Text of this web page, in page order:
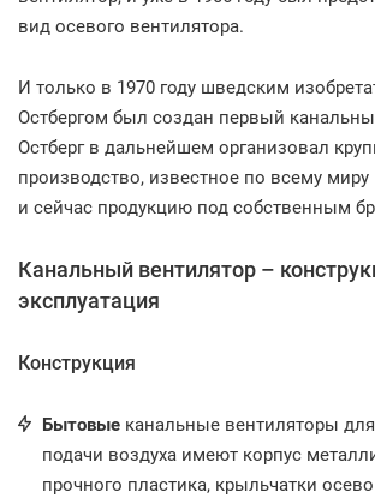
вид осевого вентилятора.
И только в 1970 году шведским
Остбергом был создан первый
Остберг в дальнейшем организовал
производство, известное по всему
и сейчас продукцию под собственным
Канальный вентилятор –
эксплуатация
Конструкция
Бытовые канальные вентиляторы
подачи воздуха имеют корпус
прочного пластика, крыльчатки